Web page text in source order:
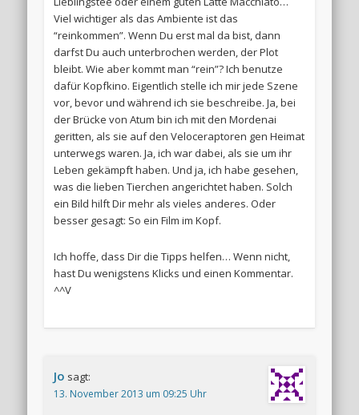
Viel wichtiger als das Ambiente ist das
“reinkommen”. Wenn Du erst mal da bist, dann
darfst Du auch unterbrochen werden, der Plot
bleibt. Wie aber kommt man “rein”? Ich benutze
dafür Kopfkino. Eigentlich stelle ich mir jede Szene
vor, bevor und während ich sie beschreibe. Ja, bei
der Brücke von Atum bin ich mit den Mordenai
geritten, als sie auf den Veloceraptoren gen Heimat
unterwegs waren. Ja, ich war dabei, als sie um ihr
Leben gekämpft haben. Und ja, ich habe gesehen,
was die lieben Tierchen angerichtet haben. Solch
ein Bild hilft Dir mehr als vieles anderes. Oder
besser gesagt: So ein Film im Kopf.
Ich hoffe, dass Dir die Tipps helfen… Wenn nicht,
hast Du wenigstens Klicks und einen Kommentar.
^^V
Jo sagt:
13. November 2013 um 09:25 Uhr